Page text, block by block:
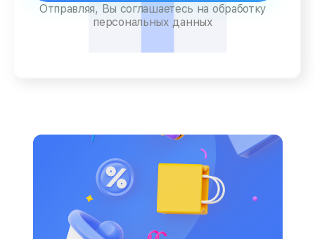
Отправляя, Вы соглашаетесь на обработку
персональных данных